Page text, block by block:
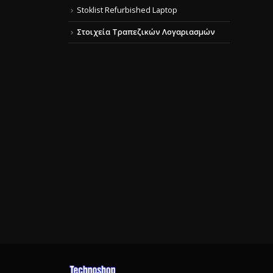
Stoklist Refurbished Laptop
Στοιχεία Τραπεζικών Λογαριασμών